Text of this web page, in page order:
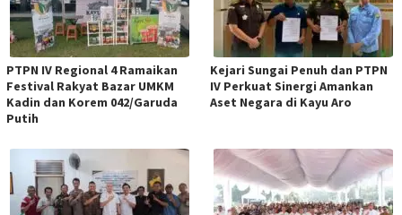
PTPN IV Regional 4 Ramaikan
Festival Rakyat Bazar UMKM
Kadin dan Korem 042/Garuda
Putih
Kejari Sungai Penuh dan PTPN
IV Perkuat Sinergi Amankan
Aset Negara di Kayu Aro